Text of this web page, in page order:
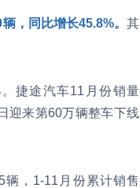
，同比增长45.8%。其
捷途汽车11月份销量
迎来第60万辆整车下线
，1-11月份累计销售